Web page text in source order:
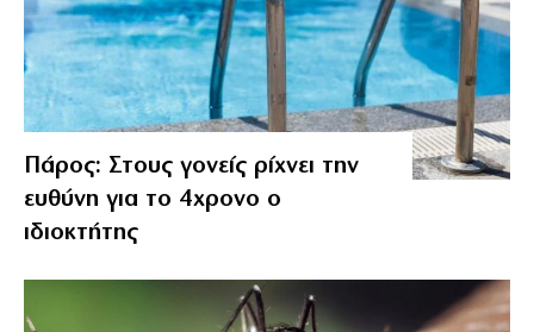
Πάρος: Στους γονείς ρίχνει την
ευθύνη για το 4χρονο ο
ιδιοκτήτης